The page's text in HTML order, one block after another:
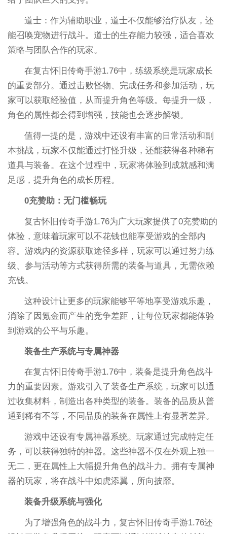
道士：作为辅助职业，道士不仅能够治疗队友，还
能召唤宠物进行战斗。道士的生存能力较强，适合喜欢
策略与团队合作的玩家。
在复古怀旧传奇手游1.76中，练级系统是玩家成长
的重要部分。通过击败怪物、完成任务和参加活动，玩
家可以获取经验值，从而提升角色等级。每提升一级，
角色的属性都会得到增强，技能也会逐步解锁。
值得一提的是，游戏中还设有丰富的日常活动和副
本挑战，玩家不仅能通过打怪升级，还能获得各种稀有
道具与装备。在这个过程中，玩家将体验到成就感和满
足感，提升角色的成长历程。
0充赞助：无门槛畅玩
复古怀旧传奇手游1.76为广大玩家提供了0充赞助的
体验，意味着玩家可以不花钱也能享受游戏的全部内
容。游戏内的资源获取途径多样，玩家可以通过努力练
级、参与活动等方式获得所需的装备与道具，无需依赖
充钱。
这种设计让更多的玩家能够平等地享受游戏乐趣，
消除了因氪金而产生的竞争差距，让每位玩家都能体验
到游戏的公平与乐趣。
装备生产系统与专属神器
在复古怀旧传奇手游1.76中，装备是提升角色战斗
力的重要因素。游戏引入了装备生产系统，玩家可以通
过收集材料，制造出各种类型的装备。装备的品质从普
通到稀有不等，不同品质的装备在属性上有显著差异。
游戏中还设有专属神器系统。玩家通过完成特定任
务，可以获得独特的神器。这些神器不仅在外观上独一
无二，更在属性上大幅提升角色的战斗力。拥有专属神
器的玩家，将在战斗中如虎添翼，所向披靡。
装备升级系统与强化
为了增强角色的战斗力，复古怀旧传奇手游1.76还